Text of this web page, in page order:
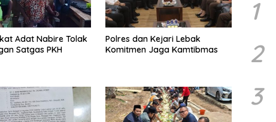
Adat Nabire Tolak
Satgas PKH
Polres dan Kejari Lebak
Komitmen Jaga Kamtibmas
1
2
3